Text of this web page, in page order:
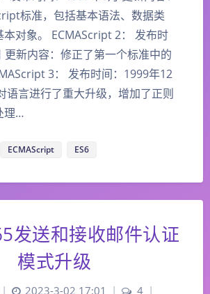
标准，包括基本语法、数据类
本对象。 ECMAScript 2： 发布时
更新内容：修正了第一个标准中的
3： 发布时间：1999年12
语言进行了重大升级，增加了正则
理…
ECMAScript ES6
发送和接收邮件认证
模式升级
| 2023-3-02 17:01 | 4 |